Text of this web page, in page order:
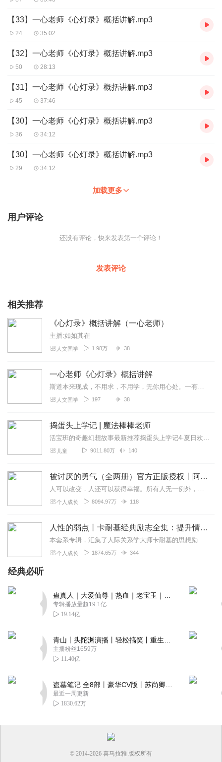
【33】一心老师《心灯录》概括讲解.mp3
24 35:02
【32】一心老师《心灯录》概括讲解.mp3
50 28:13
【31】一心老师《心灯录》概括讲解.mp3
45 37:46
【30】一心老师《心灯录》概括讲解.mp3
36 34:12
【30】一心老师《心灯录》概括讲解.mp3
29 34:12
加载更多
用户评论
还没有评论，快来发表第一个评论！
发表评论
相关推荐
《心灯录》概括讲解（一心老师）
主播:如如其在
人文国学 1.98万 38
一心老师《心灯录》概括讲解
斯道本来现成，不用求，不用学，无你用心处。一有用心处，则远之又远矣，愈用心愈远，若当下一歇便是。只想正歇之时，诸念皆空。当此诸念皆空之时，有一明明不空者，而知诸...
人文国学 197 38
捣蛋头上学记 | 魔法棒棒老师
活宝班的奇趣幻想故事最新推荐捣蛋头上学记4·夏日欢乐颂↓捣蛋头系列故事，点击链接即可跳转↓捣蛋头上学记1·魔法棒棒老师捣蛋头上学记2·魔法棒棒老师捣蛋头上学记3...
儿童 9011.80万 140
被讨厌的勇气（全两册）官方正版授权丨阿德勒心理学畅销经典｜幸福的勇气
人可以改变，人还可以获得幸福。所有人无一例外，都能如此。——阿德勒心理学一名深陷自卑、无能与不幸福的青年，听到了一名哲人主张的“世界无比单纯，人人都能幸福”便来...
个人成长 8094.97万 118
人性的弱点丨卡耐基经典励志全集：提升情商和沟通技巧
本套系专辑，汇集了人际关系学大师卡耐基的思想励志精华，收录《人性的弱点》《人性的优点》《语言的突破》《美好的人生》《快乐的人生》等所有经典！是卡耐基的经典合辑，...
个人成长 1874.65万 344
经典必听
专辑播放量超19.1亿
19.14亿
主播粉丝1659万
11.40亿
最近一周更新
1830.62万
© 2014-2026 喜马拉雅 版权所有